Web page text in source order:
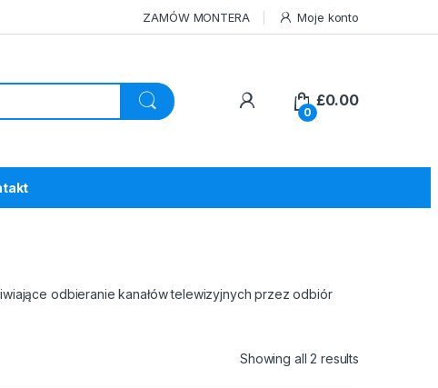
ZAMÓW MONTERA Moje konto
0
£0.00
odbieranie kanałów telewizyjnych przez odbiór
Showing all 2 results